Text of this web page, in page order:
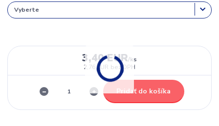
3,40 EUR/ks
2,76 EUR bez DPH
Pridať do košíka